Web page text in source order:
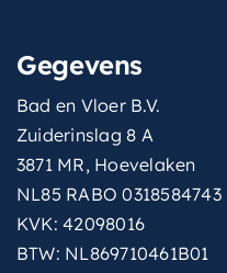
Gegevens
Bad en Vloer B.V.
Zuiderinslag 8 A
3871 MR, Hoevelaken
NL85 RABO 0318584743
KVK: 42098016
BTW: NL869710461B01